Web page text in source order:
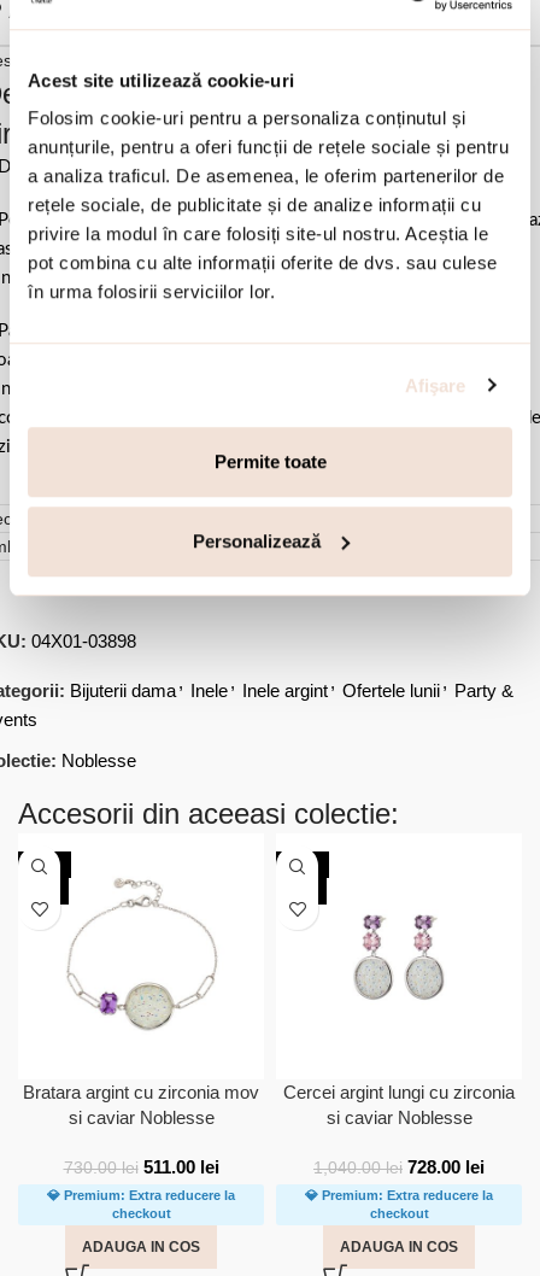
Acest site utilizează cookie-uri
Folosim cookie-uri pentru a personaliza conținutul și
anunțurile, pentru a oferi funcții de rețele sociale și pentru
a analiza traficul. De asemenea, le oferim partenerilor de
rețele sociale, de publicitate și de analize informații cu
privire la modul în care folosiți site-ul nostru. Aceștia le
pot combina cu alte informații oferite de dvs. sau culese
în urma folosirii serviciilor lor.
Afişare
Permite toate
Personalizează
Adauga in wishlist
si detalii
produsului Inel argint cu pietre
albastre Noblesse:
element 2.7 cm.
a afla masura potrivita consulta
si
in sectiunea “nota” din comanda ta. In cel mai scurt timp vei fi
pentru confirmare
bijuteria in ambalajul original sau intr-un saculet de catifea
pentru a evita frecarea sau lovirea de alte materiale. Evitati
cu apa si produsele cosmetice. Dupa fiecare purtare este
sa o lustruiti cu o laveta curata pentru a evita depunerea de
(0)
04X01-03898
Bijuterii dama, Inele, Inele argint, Ofertele lunii, Party &
Noblesse
Accesorii din aceeasi colectie:
-30%
Bratara argint cu zirconia mov
si caviar Noblesse
730.00lei 511.00 lei
💎 Premium: Extra reducere la
checkout
ADAUGA IN COS
-30%
Cercei argint lungi cu zirconia
si caviar Noblesse
1,040.00lei 728.00 lei
💎 Premium: Extra reducere la
checkout
ADAUGA IN COS